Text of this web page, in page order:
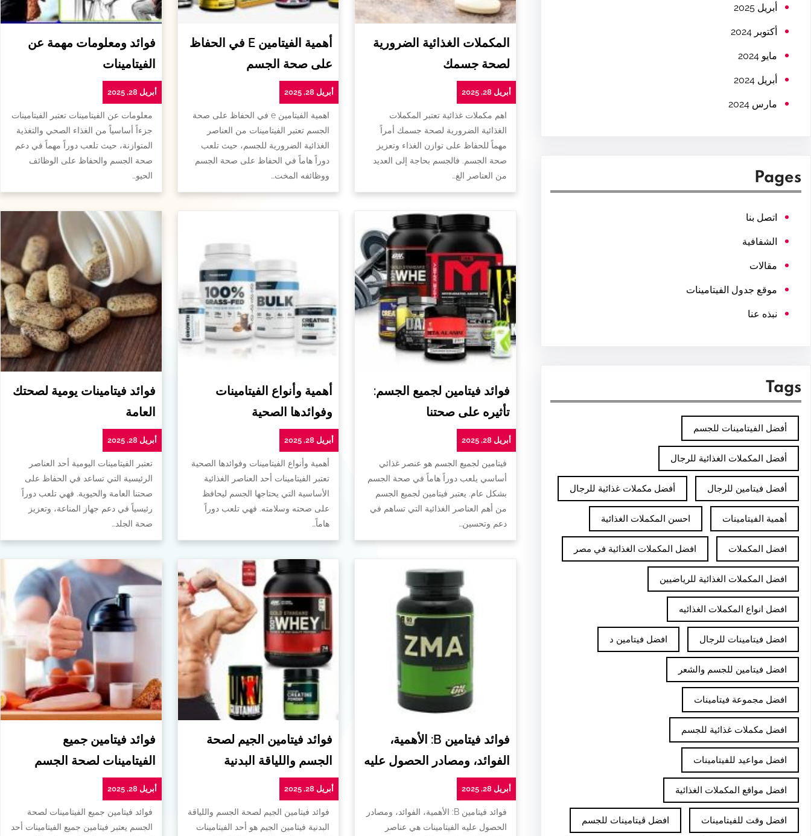
أبريل 2025
أكتوبر 2024
مايو 2024
أبريل 2024
مارس 2024
Pages
اتصل بنا
الشفافية
مقالات
موقع جدول الفيتامينات
نبذه عنا
Tags
أفضل الفيتامينات للجسم
أفضل المكملات الغذائية للرجال
أفضل فيتامين للرجال أفضل مكملات غذائية للرجال
أهمية الفيتامينات احسن المكملات الغذائية
افضل المكملات افضل المكملات الغذائية في مصر
افضل المكملات الغذائية للرياضيين
افضل انواع المكملات الغذائيه
افضل فيتامينات للرجال افضل فيتامين د
افضل فيتامين للجسم والشعر
افضل مجموعة فيتامينات
افضل مكملات غذائية للجسم
افضل مواعيد للفيتامينات
افضل مواقع المكملات الغذائية
افضل وقت للفيتامينات افضل ڤيتامينات للجسم
المكملات الغذائية الضرورية
لصحة جسمك
أبريل 28, 2025
اهم مكملات غذائية تعتبر المكملات
الغذائية الضرورية لصحة جسمك أمراً
مهماً للحفاظ على توازن الغذاء وتعزيز
صحة الجسم. فالجسم بحاجة إلى العديد
من العناصر الغ…
أهمية الفيتامين E في الحفاظ
على صحة الجسم
أبريل 28, 2025
اهمية الفيتامين e في الحفاظ على صحة
الجسم تعتبر الفيتامينات من العناصر
الغذائية الضرورية للجسم، حيث تلعب
دوراً هاماً في الحفاظ على صحة الجسم
ووظائفه المخت…
فوائد ومعلومات مهمة عن
الفيتامينات
أبريل 28, 2025
معلومات عن الفيتامينات تعتبر الفيتامينات
جزءاً أساسياً من الغذاء الصحي والتغذية
المتوازنة، حيث تلعب دوراً مهماً في دعم
صحة الجسم والحفاظ على الوظائف
الحيو…
فوائد فيتامين لجميع الجسم:
تأثيره على صحتنا
أبريل 28, 2025
فيتامين لجميع الجسم هو عنصر غذائي
أساسي يلعب دوراً هاماً في صحة الجسم
بشكل عام. يعتبر فيتامين لجميع الجسم
من أهم العناصر الغذائية التي تساهم في
دعم وتحسين…
أهمية وأنواع الفيتامينات
وفوائدها الصحية
أبريل 28, 2025
أهمية وأنواع الفيتامينات وفوائدها الصحية
تعتبر الفيتامينات أحد العناصر الغذائية
الأساسية التي يحتاجها الجسم ليحافظ
على صحته وسلامته. فهي تلعب دوراً
هاماً…
فوائد فيتامينات يومية لصحتك
العامة
أبريل 28, 2025
تعتبر الفيتامينات اليومية أحد العناصر
الرئيسية التي تساعد في الحفاظ على
صحتنا العامة والحيوية. فهي تلعب دوراً
رئيسياً في دعم جهاز المناعة، وتعزيز
صحة الجلد…
فوائد فيتامين B: الأهمية،
الفوائد، ومصادر الحصول عليه
أبريل 28, 2025
فوائد فيتامين B: الأهمية، الفوائد، ومصادر
الحصول عليه الفيتامينات هي عناصر
فوائد فيتامين الجيم لصحة
الجسم واللياقة البدنية
أبريل 28, 2025
فوائد فيتامين الجيم لصحة الجسم واللياقة
البدنية فيتامين الجيم هو أحد الفيتامينات
فوائد فيتامين جميع
الفيتامينات لصحة الجسم
أبريل 28, 2025
فوائد فيتامين جميع الفيتامينات لصحة
الجسم يعتبر فيتامين جميع الفيتامينات أحد